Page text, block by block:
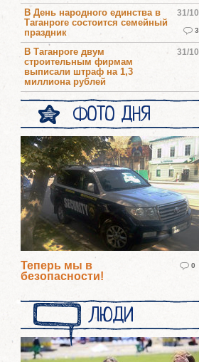
31/10
3
В День народного единства в
Таганроге состоится семейный
праздник
31/10
В Таганроге двум
строительным фирмам
выписали штраф на 1,3
миллиона рублей
ФОТО ДНЯ
Теперь мы в
безопасности!
0
ЛЮДИ